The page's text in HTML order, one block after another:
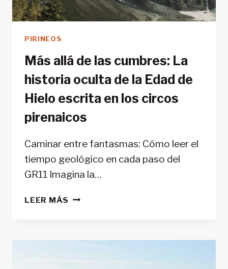
PIRINEOS
Más allá de las cumbres: La
historia oculta de la Edad de
Hielo escrita en los circos
pirenaicos
Caminar entre fantasmas: Cómo leer el
tiempo geológico en cada paso del
GR11 Imagina la…
LEER MÁS MÁS